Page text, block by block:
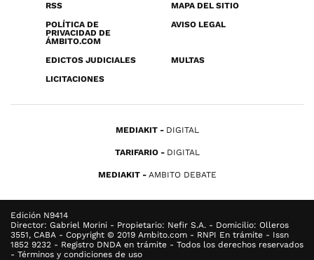
RSS
MAPA DEL SITIO
POLÍTICA DE
PRIVACIDAD DE
ÁMBITO.COM
AVISO LEGAL
EDICTOS JUDICIALES
MULTAS
LICITACIONES
MEDIAKIT DIGITAL
TARIFARIO DIGITAL
MEDIAKIT AMBITO DEBATE
Edición N9414
Director: Gabriel Morini - Propietario: Nefir S.A. - Domicilio: Olleros
3551, CABA - Copyright © 2019 Ambito.com - RNPI En trámite - Issn
1852 9232 - Registro DNDA en trámite - Todos los derechos reservados
- Términos y condiciones de uso